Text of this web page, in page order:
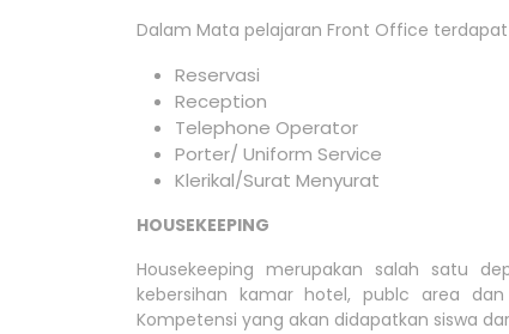
Dalam Mata pelajaran Front Office
Reservasi
Reception
Telephone Operator
Porter/ Uniform Service
Klerikal/Surat Menyurat
HOUSEKEEPING
Housekeeping merupakan salah satu
kebersihan kamar hotel, publc area
Kompetensi yang akan didapatkan siswa